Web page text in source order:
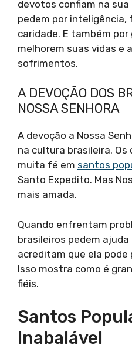
devotos confiam na
pedem por inteligência,
caridade. E também
melhorem suas vidas e
sofrimentos.
A DEVOÇÃO DOS
NOSSA SENHORA
A devoção a Nossa
na cultura brasileira.
muita fé em santos
Santo Expedito. Mas
mais amada.
Quando enfrentam
brasileiros pedem ajuda
acreditam que ela pode
Isso mostra como é
fiéis.
Santos
Inabalável